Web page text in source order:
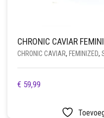
CHRONIC CAVIAR
CHRONIC CAVIAR, FEMINIZED,
€ 59,99